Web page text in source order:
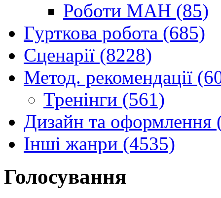
Роботи МАН (85)
Гурткова робота (685)
Сценарії (8228)
Метод. рекомендації
Тренінги (561)
Дизайн та оформлення
Інші жанри (4535)
Голосування